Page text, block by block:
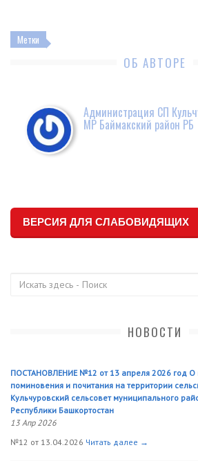
Метки
ОБ АВТОРЕ
Администрация СП
МР Баймакский район РБ
ВЕРСИЯ ДЛЯ СЛАБОВИДЯЩИХ
НОВОСТИ
ПОСТАНОВЛЕНИЕ №12 от 13 апреля 2026 год
поминовения и почитания на территории
Кульчуровский сельсовет муниципального
Республики Башкортостан
13 Апр 2026
№12 от 13.04.2026 Читать далее →